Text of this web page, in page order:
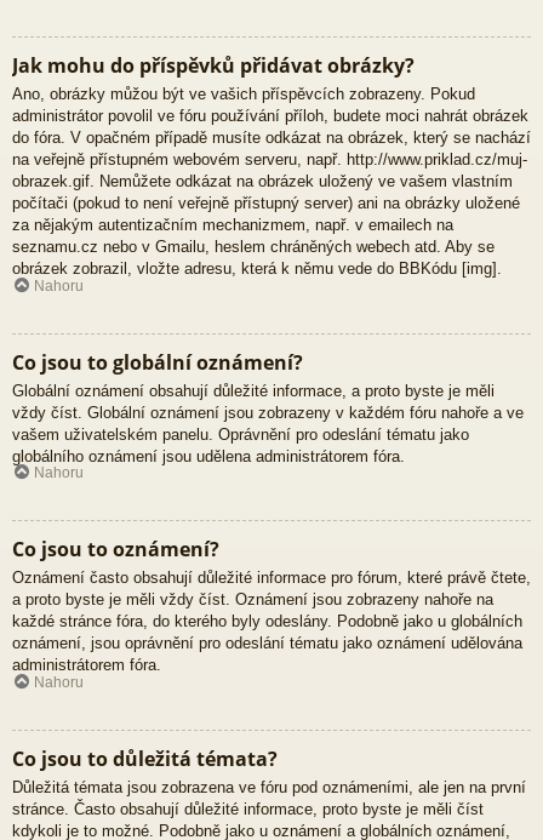
Jak mohu do příspěvků přidávat obrázky?
Ano, obrázky můžou být ve vašich příspěvcích zobrazeny. Pokud
administrátor povolil ve fóru používání příloh, budete moci nahrát obrázek
do fóra. V opačném případě musíte odkázat na obrázek, který se nachází
na veřejně přístupném webovém serveru, např. http://www.priklad.cz/muj-
obrazek.gif. Nemůžete odkázat na obrázek uložený ve vašem vlastním
počítači (pokud to není veřejně přístupný server) ani na obrázky uložené
za nějakým autentizačním mechanizmem, např. v emailech na
seznamu.cz nebo v Gmailu, heslem chráněných webech atd. Aby se
obrázek zobrazil, vložte adresu, která k němu vede do BBKódu [img].
Nahoru
Co jsou to globální oznámení?
Globální oznámení obsahují důležité informace, a proto byste je měli
vždy číst. Globální oznámení jsou zobrazeny v každém fóru nahoře a ve
vašem uživatelském panelu. Oprávnění pro odeslání tématu jako
globálního oznámení jsou udělena administrátorem fóra.
Nahoru
Co jsou to oznámení?
Oznámení často obsahují důležité informace pro fórum, které právě čtete,
a proto byste je měli vždy číst. Oznámení jsou zobrazeny nahoře na
každé stránce fóra, do kterého byly odeslány. Podobně jako u globálních
oznámení, jsou oprávnění pro odeslání tématu jako oznámení udělována
administrátorem fóra.
Nahoru
Co jsou to důležitá témata?
Důležitá témata jsou zobrazena ve fóru pod oznámeními, ale jen na první
stránce. Často obsahují důležité informace, proto byste je měli číst
kdykoli je to možné. Podobně jako u oznámení a globálních oznámení,